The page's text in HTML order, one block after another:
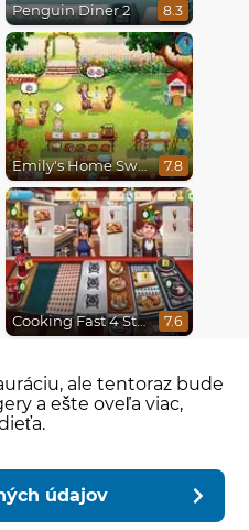
Penguin Diner 2 8.3
Emily's Home Sweet Home 7.8
Cooking Fast 4 Steak 7.6
ale tentoraz bude
a ešte oveľa viac,
údajov